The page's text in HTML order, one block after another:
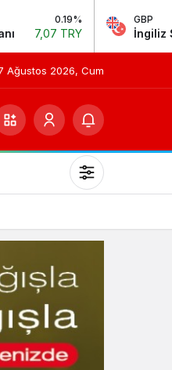
0.08%
İngiliz Sterlini 64,25 TRY
Ağustos 2026, Cum
Mod
değiştir